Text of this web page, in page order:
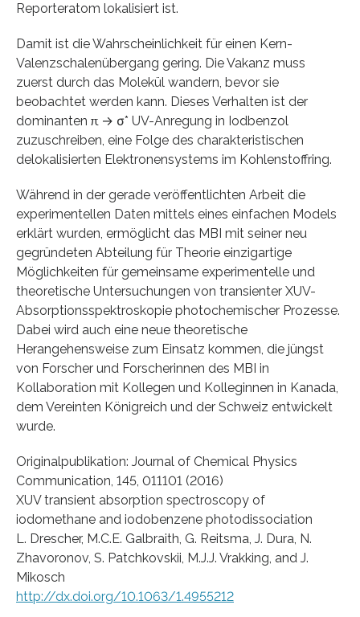
Reporteratom lokalisiert ist.
Damit ist die Wahrscheinlichkeit für einen Kern-
Valenzschalenübergang gering. Die Vakanz muss
zuerst durch das Molekül wandern, bevor sie
beobachtet werden kann. Dieses Verhalten ist der
dominanten π → σ* UV-Anregung in Iodbenzol
zuzuschreiben, eine Folge des charakteristischen
delokalisierten Elektronensystems im Kohlenstoffring.
Während in der gerade veröffentlichten Arbeit die
experimentellen Daten mittels eines einfachen Models
erklärt wurden, ermöglicht das MBI mit seiner neu
gegründeten Abteilung für Theorie einzigartige
Möglichkeiten für gemeinsame experimentelle und
theoretische Untersuchungen von transienter XUV-
Absorptionsspektroskopie photochemischer Prozesse.
Dabei wird auch eine neue theoretische
Herangehensweise zum Einsatz kommen, die jüngst
von Forscher und Forscherinnen des MBI in
Kollaboration mit Kollegen und Kolleginnen in Kanada,
dem Vereinten Königreich und der Schweiz entwickelt
wurde.
Originalpublikation: Journal of Chemical Physics
Communication, 145, 011101 (2016)
XUV transient absorption spectroscopy of
iodomethane and iodobenzene photodissociation
L. Drescher, M.C.E. Galbraith, G. Reitsma, J. Dura, N.
Zhavoronov, S. Patchkovskii, M.J.J. Vrakking, and J.
Mikosch
http://dx.doi.org/10.1063/1.4955212